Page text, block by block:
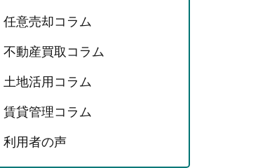
任意売却コラム
不動産買取コラム
土地活用コラム
賃貸管理コラム
利用者の声